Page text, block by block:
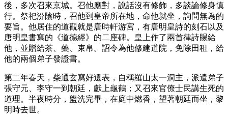
後，多次召來京城。召他應對，說話沒有修飾，多談論修身慎
行。祭祀汾陰時，召他到皇帝所在地，命他就坐，詢問無為的
要旨。他居住的道觀就是唐時軒游宮，有唐明皇詩的刻石以及
唐明皇書寫的《道德經》的二座碑。皇上作了兩首律詩賜給
他，並贈給茶、藥、束帛。詔令為他修建道院，免除田租，給
他的兩個弟子發證書。
第二年春天，柴通玄寫好遺表，自稱羅山太一洞主，派遣弟子
張守元、李守一到朝廷，獻上龜鶴；又召來官僚士民講生死的
道理。半夜時分，盥洗完畢，在庭中燃香，望著朝廷而坐，黎
明時去世。